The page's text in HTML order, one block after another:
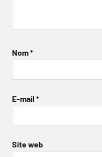
Nom*
E-mail *
Site web